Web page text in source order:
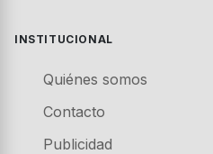
INSTITUCIONAL
Quiénes somos
Contacto
Publicidad